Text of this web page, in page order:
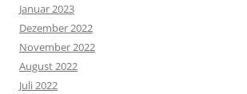
Januar 2023
Dezember 2022
November 2022
August 2022
Juli 2022